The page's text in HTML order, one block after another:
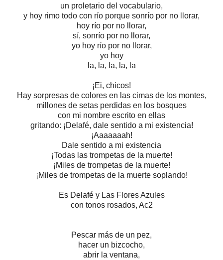
un proletario del vocabulario,
y hoy rimo todo con río porque sonrío por no llorar,
hoy río por no llorar,
sí, sonrío por no llorar,
yo hoy río por no llorar,
yo hoy
la, la, la, la, la
¡Ei, chicos!
Hay sorpresas de colores en las cimas de los montes,
millones de setas perdidas en los bosques
con mi nombre escrito en ellas
gritando: ¡Delafé, dale sentido a mi existencia!
¡Aaaaaaah!
Dale sentido a mi existencia
¡Todas las trompetas de la muerte!
¡Miles de trompetas de la muerte!
¡Miles de trompetas de la muerte soplando!
Es Delafé y Las Flores Azules
con tonos rosados, Ac2
Pescar más de un pez,
hacer un bizcocho,
abrir la ventana,